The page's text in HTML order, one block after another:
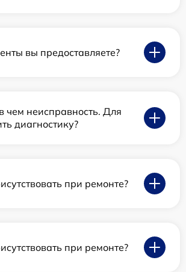
вы предоставляете?
чем неисправность. Для
диагностику?
при ремонте?
при ремонте?